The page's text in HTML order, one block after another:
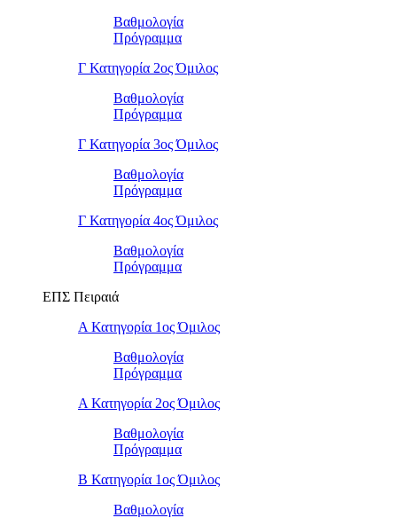
Βαθμολογία
Πρόγραμμα
Γ Κατηγορία 2ος Όμιλος
Βαθμολογία
Πρόγραμμα
Γ Κατηγορία 3ος Όμιλος
Βαθμολογία
Πρόγραμμα
Γ Κατηγορία 4ος Όμιλος
Βαθμολογία
Πρόγραμμα
ΕΠΣ Πειραιά
Α Κατηγορία 1ος Όμιλος
Βαθμολογία
Πρόγραμμα
Α Κατηγορία 2ος Όμιλος
Βαθμολογία
Πρόγραμμα
Β Κατηγορία 1ος Όμιλος
Βαθμολογία